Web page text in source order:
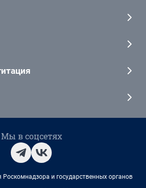
Мы в соцсетях
и государственных органов